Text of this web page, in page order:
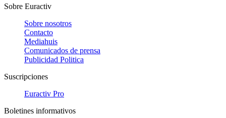
Sobre Euractiv
Sobre nosotros
Contacto
Mediahuis
Comunicados de prensa
Publicidad Politica
Suscripciones
Euractiv Pro
Boletines informativos